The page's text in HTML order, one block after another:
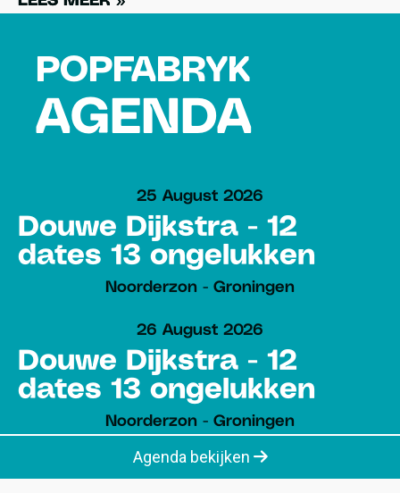
POPFABRYK
AGENDA
25 August 2026
Douwe Dijkstra - 12
dates 13 ongelukken
Noorderzon - Groningen
26 August 2026
Douwe Dijkstra - 12
dates 13 ongelukken
Noorderzon - Groningen
Agenda bekijken